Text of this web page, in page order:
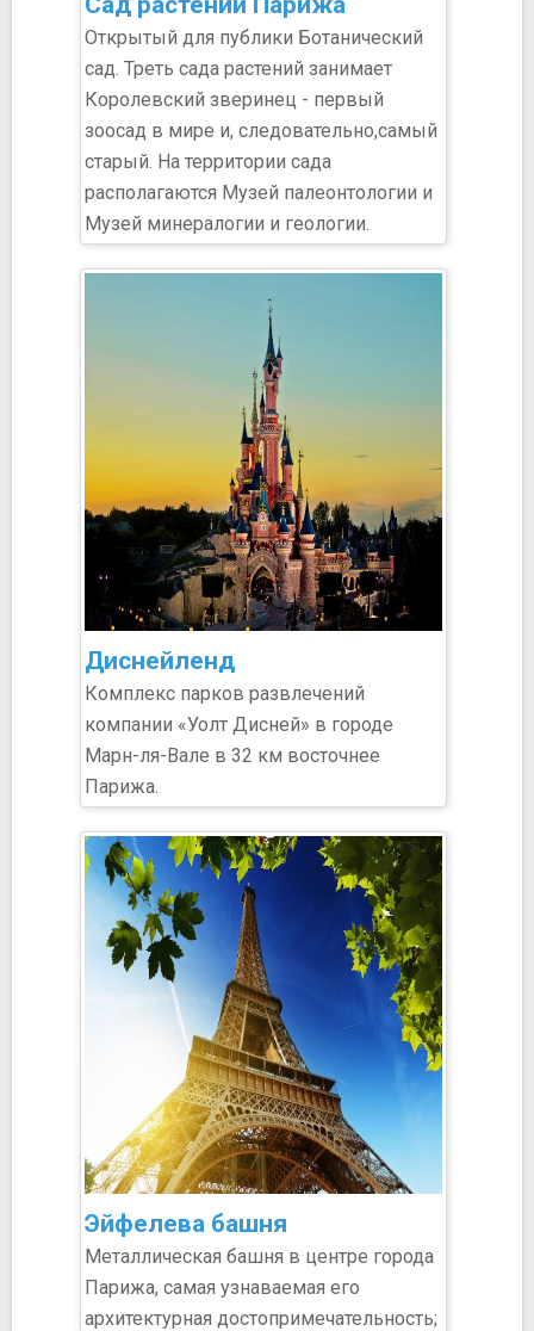
Открытый для публики Ботанический
сад. Треть сада растений занимает
Королевский зверинец - первый
зоосад в мире и, следовательно,самый
старый. На территории сада
располагаются Музей палеонтологии и
Музей минералогии и геологии.
Диснейленд
Комплекс парков развлечений
компании «Уолт Дисней» в городе
Марн-ля-Вале в 32 км восточнее
Парижа.
Эйфелева башня
Металлическая башня в центре города
Парижа, самая узнаваемая его
архитектурная достопримечательность;